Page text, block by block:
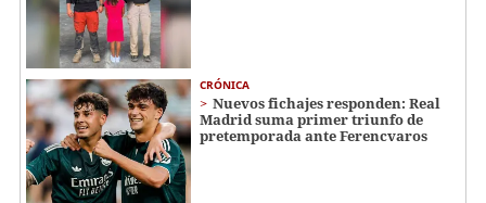
CRÓNICA
Nuevos fichajes responden: Real
Madrid suma primer triunfo de
pretemporada ante Ferencvaros